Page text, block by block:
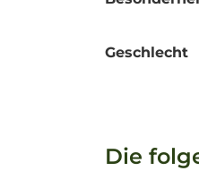
Geschlecht
Die